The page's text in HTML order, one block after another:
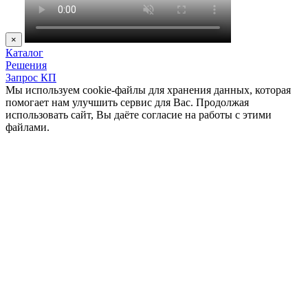
×
Каталог
Решения
Запрос КП
Мы используем cookie-файлы для хранения данных, которая
помогает нам улучшить сервис для Вас. Продолжая
использовать сайт, Вы даёте согласие на работы с этими
файлами.